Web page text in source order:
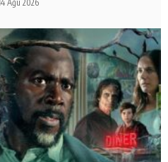
4 Ağu 2026